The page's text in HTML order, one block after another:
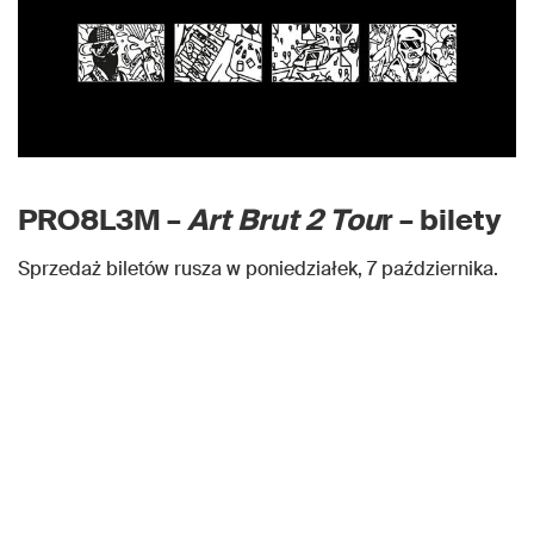
PRO8L3M –Art Brut 2 Tour – bilety
Sprzedaż biletów rusza w poniedziałek, 7 października.